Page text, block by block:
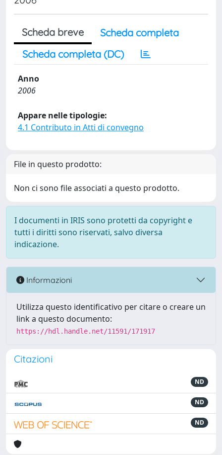
Scheda breve
Scheda completa
Scheda completa (DC)
Anno
2006
Appare nelle tipologie:
4.1 Contributo in Atti di convegno
File in questo prodotto:
Non ci sono file associati a questo prodotto.
I documenti in IRIS sono protetti da copyright e
tutti i diritti sono riservati, salvo diversa
indicazione.
Informazioni
Utilizza questo identificativo per citare o creare un
link a questo documento:
https://hdl.handle.net/11591/171917
Citazioni
ND
ND
ND